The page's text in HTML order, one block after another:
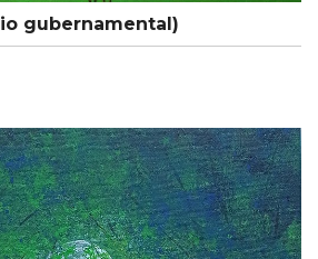
gubernamental)